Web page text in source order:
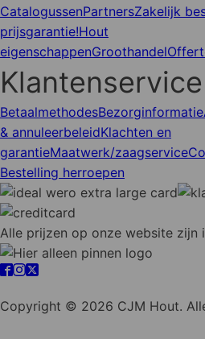
CatalogussenPartnersZakelijk
prijsgarantie!Hout
eigenschappenGroothandel
Klantenservice
BetaalmethodesBezorginformatie
& annuleerbeleidKlachten en
garantieMaatwerk/zaagservice
Bestelling herroepen
Alle prijzen op onze website zijn
Copyright © 2026 CJM Hout.